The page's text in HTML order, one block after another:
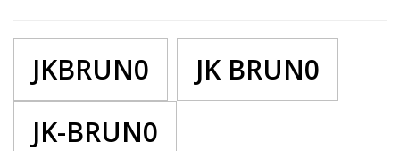
JKBRUN0
JK BRUN0
JK-BRUN0